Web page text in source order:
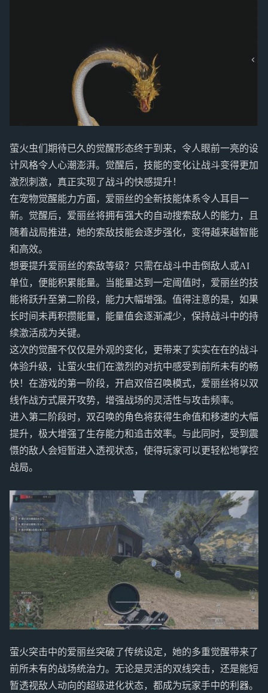
萤火虫们期待已久的觉醒形态终于到来，令人眼前一亮的设
计风格令人心潮澎湃。觉醒后，技能的变化让战斗变得更加
激烈刺激，真正实现了战斗的快感提升！
在宠物觉醒能力方面，爱丽丝的全新技能体系令人耳目一
新。觉醒后，爱丽丝将拥有强大的自动搜索敌人的能力，且
随着战局推进，她的索敌技能会逐步强化，变得越来越智能
和高效。
想要提升爱丽丝的索敌等级？只需在战斗中击倒敌人或AI
单位，便能积累能量。当能量达到一定阈值时，爱丽丝的技
能将跃升至第二阶段，能力大幅增强。值得注意的是，如果
长时间未再积攒能量，能量值会逐渐减少，保持战斗中的持
续激活成为关键。
这次的觉醒不仅仅是外观的变化，更带来了实实在在的战斗
体验升级，让萤火虫们在激烈的对抗中感受到前所未有的畅
快！在游戏的第一阶段，开启双倍召唤模式，爱丽丝将以双
线作战方式展开攻势，增强战场的灵活性与攻击频率。
进入第二阶段时，双召唤的角色将获得生命值和移速的大幅
提升，极大增强了生存能力和追击效率。与此同时，受到震
慑的敌人会短暂进入透视状态，使得玩家可以更轻松地掌控
战局。
萤火突击中的爱丽丝突破了传统设定，她的多重觉醒带来了
前所未有的战场统治力。无论是灵活的双线突击，还是能短
暂透视敌人动向的超级进化状态，都成为玩家手中的利器。